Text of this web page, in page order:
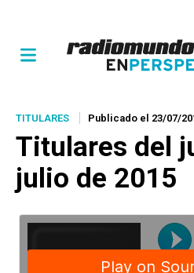
TITULARES Publicado el 23/07/
Titulares del
julio de 2015